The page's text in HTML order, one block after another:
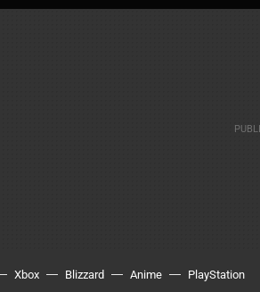
Xbox Blizzard Anime PlayStation